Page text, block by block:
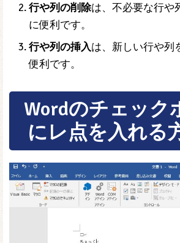
行や列の削除は、不必要な行や
に便利です。
行や列の挿入は、新しい行や列
便利です。
Wordのチェック
にレ点を入れる